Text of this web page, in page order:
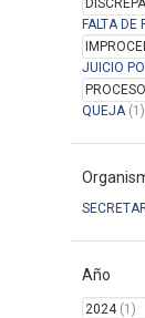
FALTA DE
JUICIO
QUEJA(1)
Año
2024(1)